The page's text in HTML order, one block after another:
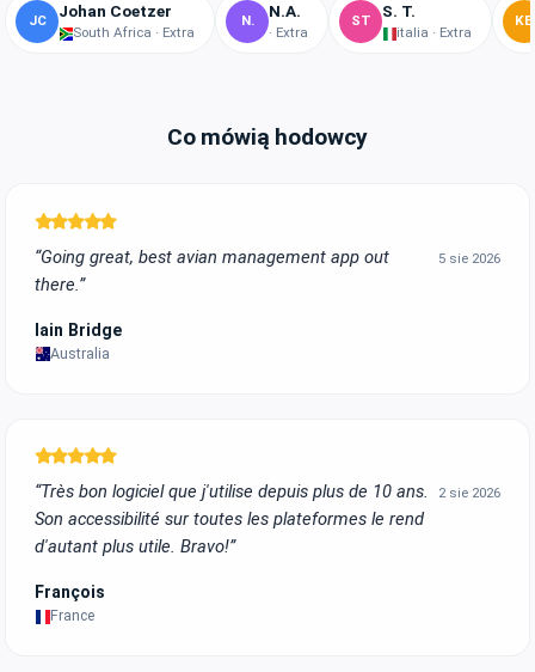
JC Johan Coetzer
South Africa · Extra
N. N.A.
· Extra
ST S. T.
italia · Extra
KE
Co mówią hodowcy
“Going great, best avian management app out
there.”
5 sie 2026
Iain Bridge
Australia
“Très bon logiciel que j'utilise depuis plus de 10 ans.
Son accessibilité sur toutes les plateformes le rend
d'autant plus utile. Bravo!”
2 sie 2026
François
France